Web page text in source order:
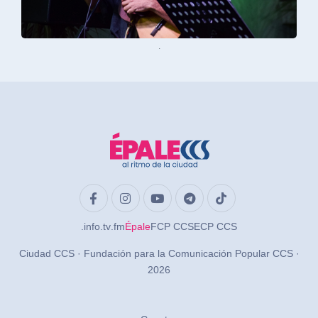
.
.info .tv .fmÉpaleFCP CCSECP CCS
Ciudad CCS · Fundación para la Comunicación Popular CCS ·
2026